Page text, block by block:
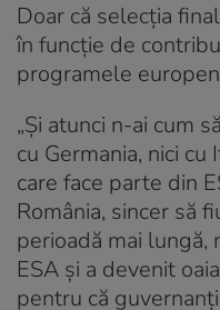
Doar că selecția
în funcție de
programele
„Și atunci n-ai cum
cu Germania, nici cu
care face parte din
România, sincer să
perioadă mai
ESA și a devenit
pentru că